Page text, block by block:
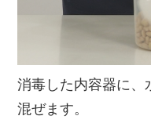
消毒した内容器に、
混ぜます。